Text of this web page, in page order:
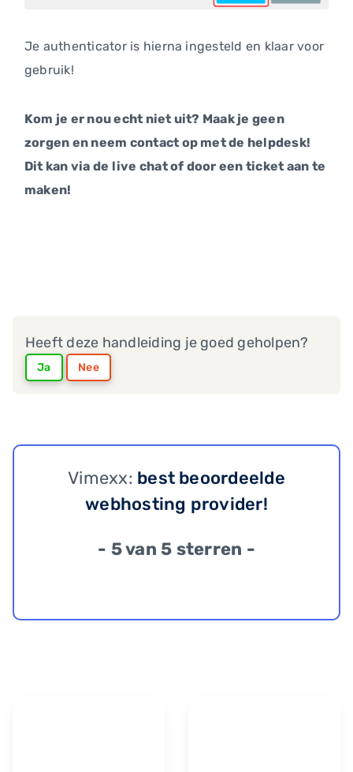
Je authenticator is hierna ingesteld en klaar voor
gebruik!
Kom je er nou echt niet uit? Maak je geen
zorgen en neem contact op met de helpdesk!
Dit kan via de live chat of door een ticket aan te
maken!
Heeft deze handleiding je goed geholpen?
Ja Nee
Vimexx: best beoordeelde
webhosting provider!
- 5 van 5 sterren -